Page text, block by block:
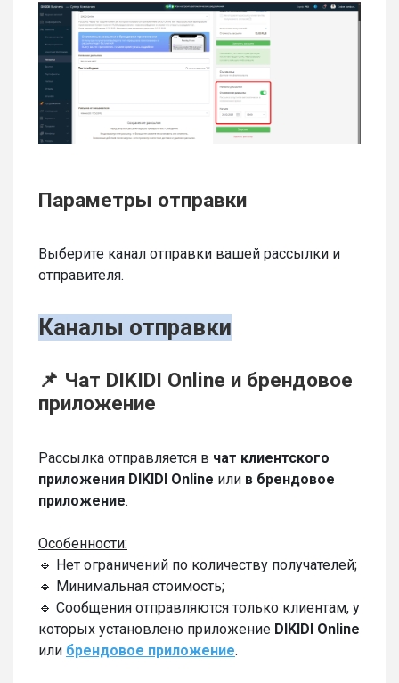
Параметры отправки
Выберите канал отправки вашей рассылки и
отправителя.
Каналы отправки
📌 Чат DIKIDI Online и брендовое
приложение
Рассылка отправляется в чат клиентского
приложения DIKIDI Online или в брендовое
приложение.
Особенности:
🔹 Нет ограничений по количеству получателей;
🔹 Минимальная стоимость;
🔹 Сообщения отправляются только клиентам, у
которых установлено приложение DIKIDI Online
или брендовое приложение.